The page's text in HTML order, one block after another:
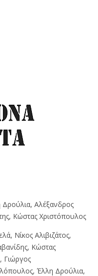
Αλέξανδρος
Κώστας Χριστόπουλος
Νίκος Αλιβιζάτος,
Κώστας
Γιώργος
Έλλη Δρούλια,